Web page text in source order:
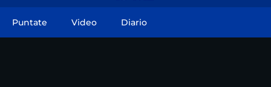
Puntate Video Diario